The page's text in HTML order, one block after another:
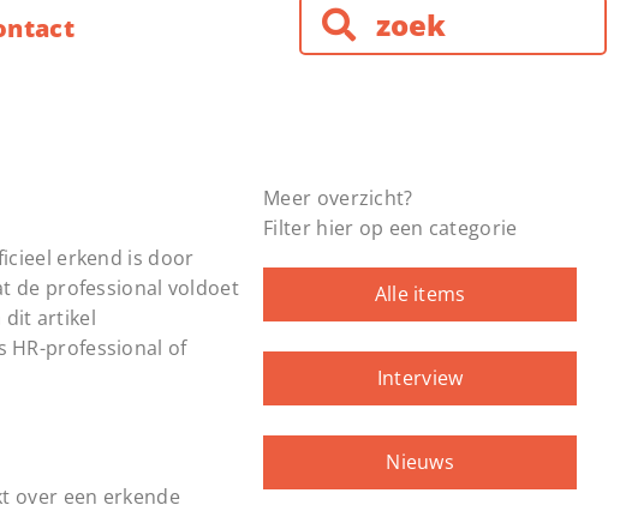
erkend is door
de professional voldoet
dit artikel
professional of
over een erkende
Meer overzicht?
Filter hier op een categorie
Alle items
Interview
Nieuws